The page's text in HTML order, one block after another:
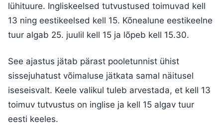
lühituure. Ingliskeelsed tutvustused toimuvad kell
13 ning eestikeelsed kell 15. Kõnealune eestikeelne
tuur algab 25. juulil kell 15 ja lõpeb kell 15.30.
See ajastus jätab pärast pooletunnist ühist
sissejuhatust võimaluse jätkata samal näitusel
iseseisvalt. Keele valikul tuleb arvestada, et kell 13
toimuv tutvustus on inglise ja kell 15 algav tuur
eesti keeles.